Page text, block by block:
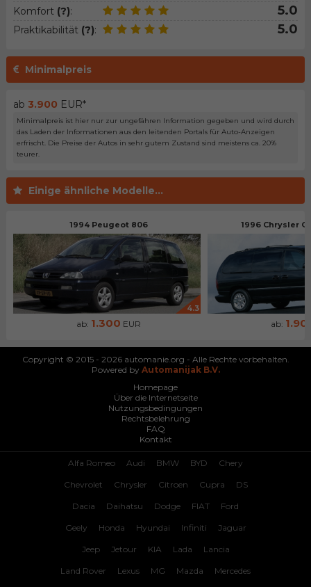
Komfort (?): 5.0
Praktikabilität (?): 5.0
Minimalpreis
ab 3.900 EUR*
Minimalpreis ist hier nur zur ungefähren Information gegeben und wird durch
das Laden der Informationen aus den leitenden Portals für Auto-Anzeigen
erfrischt. Die Preise der Autos in sehr gutem Zustand sind meistens ca. 20%
teurer.
Einige ähnliche Modelle...
1994 Peugeot 806
4.3
ab: 1.300 EUR
1996 Chrysler
ab:
Copyright © 2015 - 2026 automanie.org - Alle Rechte vorbehalten.
Powered by Automanijak B.V.
Homepage
Über die Internetseite
Nutzungsbedingungen
Rechtsbelehrung
FAQ
Kontakt
Alfa Romeo Audi BMW BYD Chery
Chevrolet Chrysler Citroen Cupra DS
Dacia Daihatsu Dodge FIAT Ford
Geely Honda Hyundai Infiniti Jaguar
Jeep Jetour KIA Lada Lancia
Land Rover Lexus MG Mazda Mercedes